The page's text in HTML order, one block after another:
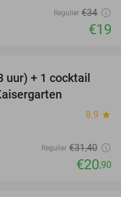
Regulier €34
€19
33%
uur) + 1 cocktail
8.9 star
Regulier €31,40
€20,90